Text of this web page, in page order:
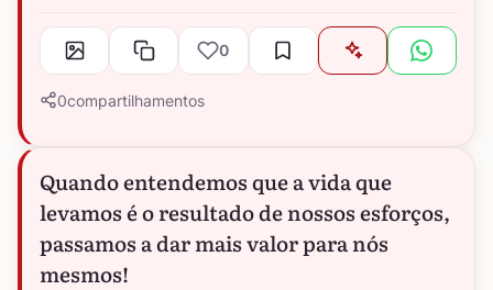
0
0compartilhamentos
Quando entendemos que a vida que
levamos é o resultado de nossos esforços,
passamos a dar mais valor para nós
mesmos!